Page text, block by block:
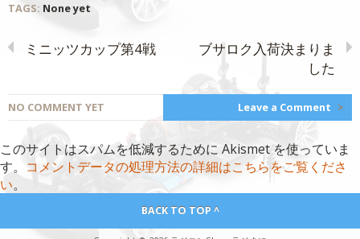
ド
き
ま
TAGS: None yet
ミニッツカップ第4戦
ブサロク入荷決まりま
した
NO COMMENT YET Leave a Comment >
このサイトはスパムを低減するために Akismet を使っていま
す。 コメントデータの処理方法の詳細はこちらをご覧くださ
い。
BACK TO TOP ^